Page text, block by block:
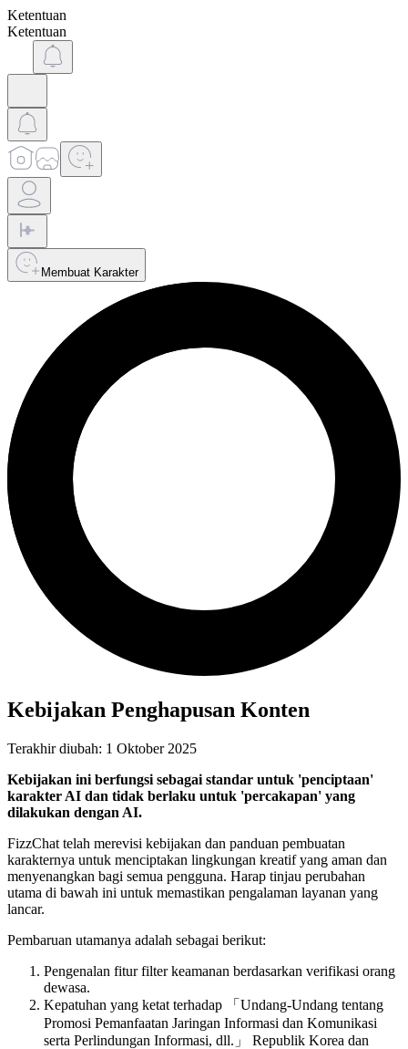
Ketentuan
Ketentuan
Membuat Karakter
Kebijakan Penghapusan Konten
Terakhir diubah: 1 Oktober 2025
Kebijakan ini berfungsi sebagai standar untuk 'penciptaan'
karakter AI dan tidak berlaku untuk 'percakapan' yang
dilakukan dengan AI.
FizzChat telah merevisi kebijakan dan panduan pembuatan
karakternya untuk menciptakan lingkungan kreatif yang aman dan
menyenangkan bagi semua pengguna. Harap tinjau perubahan
utama di bawah ini untuk memastikan pengalaman layanan yang
lancar.
Pembaruan utamanya adalah sebagai berikut:
Pengenalan fitur filter keamanan berdasarkan verifikasi orang
dewasa.
Kepatuhan yang ketat terhadap 「Undang-Undang tentang
Promosi Pemanfaatan Jaringan Informasi dan Komunikasi
serta Perlindungan Informasi, dll.」 Republik Korea dan